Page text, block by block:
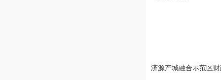
济源产城融合示范区